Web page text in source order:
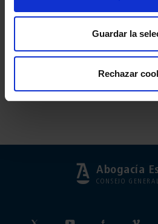
Guardar la
Rechazar
Abogacía
CONSEJO GENERAL